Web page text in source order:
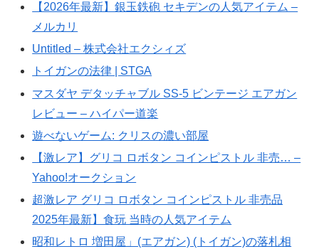
【2026年最新】銀玉鉄砲 セキデンの人気アイテム –
メルカリ
Untitled – 株式会社エクシィズ
トイガンの法律 | STGA
マスダヤ デタッチャブル SS-5 ビンテージ エアガン
レビュー – ハイパー道楽
遊べないゲーム: クリスの濃い部屋
【激レア】グリコ ロボタン コインピストル 非売… –
Yahoo!オークション
超激レア グリコ ロボタン コインピストル 非売品
2025年最新】食玩 当時の人気アイテム
昭和レトロ 増田屋」(エアガン) (トイガン)の落札相